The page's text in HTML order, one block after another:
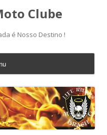
Clube
é Nosso Destino !